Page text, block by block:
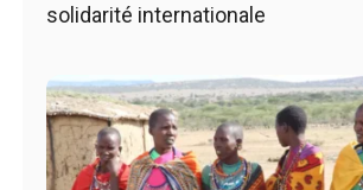
solidarité internationale